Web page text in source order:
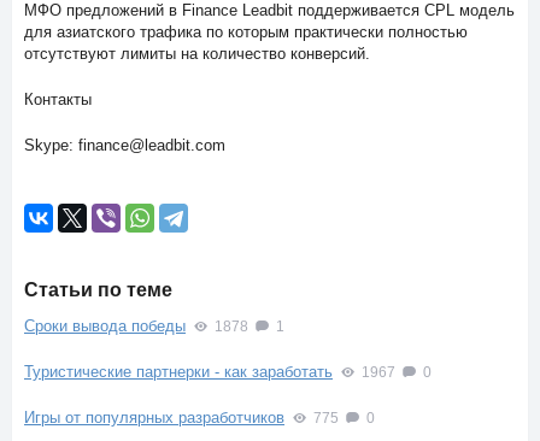
МФО предложений в Finance Leadbit поддерживается CPL модель
для азиатского трафика по которым практически полностью
отсутствуют лимиты на количество конверсий.
Контакты
Skype: finance@leadbit.com
Статьи по теме
Сроки вывода победы 1878 1
Туристические партнерки - как заработать 1967 0
Игры от популярных разработчиков 775 0